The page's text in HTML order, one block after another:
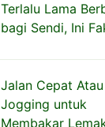
Terlalu Lama
bagi Sendi, Ini
Jalan Cepat Atau
Jogging untuk
Membakar